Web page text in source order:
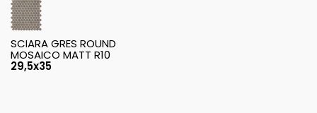
SCIARA GRES ROUND
MOSAICO MATT R10
29,5x35